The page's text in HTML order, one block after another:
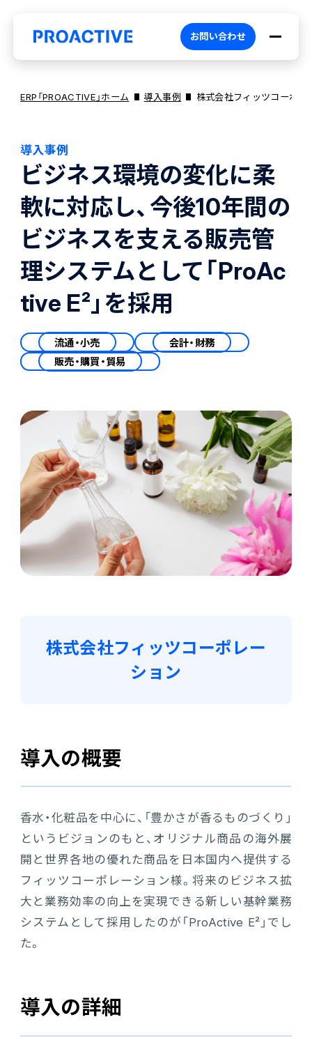
PROACTIVEとは
特長・選ばれる理由
ブランドコア
PROACTIVE AI
ATWILL Platform
プロダクト
機能
会計
財務会計
債権管理
債務管理
手形管理
固定資産管理
CO₂排出量算定
「CO×COカルテ（ココカルテ）」
個人番号管理
給与明細閲覧
健康経営支援サービス
「Uwell（ユーウェル）」
販売管理
建設業向け基幹業務システム
オファリング
業務特化型オファリング
会計 PROACTIVE Finance
販売管理 PROACTIVE Sales
生産管理 PROACTIVE Production
業界特化型オファリング
卸売・商社 PROACTIVE Wholesale & Trade
電機・機械 PROACTIVE Electrical Machinery
お役立ち情報
資料ダウンロード
コラム
特集記事
ニュース・トピックス
お問い合わせ
ERP「PROACTIVE」ホーム 導入事例 株式会社フィッツコーポレ
導入事例
ビジネス環境の変化に柔
軟に対応し、今後10年間の
ビジネスを支える販売管
理システムとして「ProAc
tive E²」を採用
流通・小売
会計・財務
販売・購買・貿易
株式会社フィッツコーポレー
ション
導入の概要
香水・化粧品を中心に、「豊かさが香るものづくり」
というビジョンのもと、オリジナル商品の海外展
開と世界各地の優れた商品を日本国内へ提供する
フィッツコーポレーション様。将来のビジネス拡
大と業務効率の向上を実現できる新しい基幹業務
システムとして採用したのが「ProActive E²」でし
た。
導入の詳細